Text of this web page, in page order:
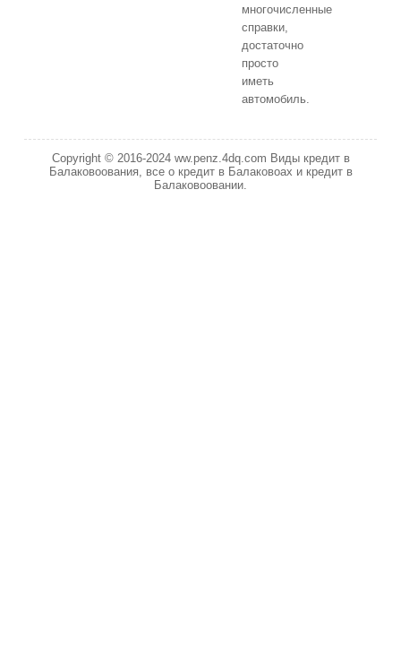
многочисленные
справки,
достаточно
просто
иметь
автомобиль.
Copyright © 2016-2024 ww.penz.4dq.com Виды кредит в
Балаковоования, все о кредит в Балаковоах и кредит в
Балаковоовании.